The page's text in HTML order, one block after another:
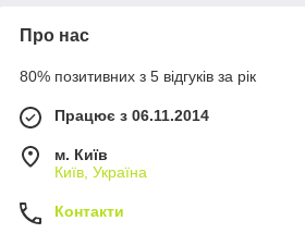
Про нас
80% позитивних з 5 відгуків за рік
Працює з 06.11.2014
м. Київ
Київ, Україна
Контакти